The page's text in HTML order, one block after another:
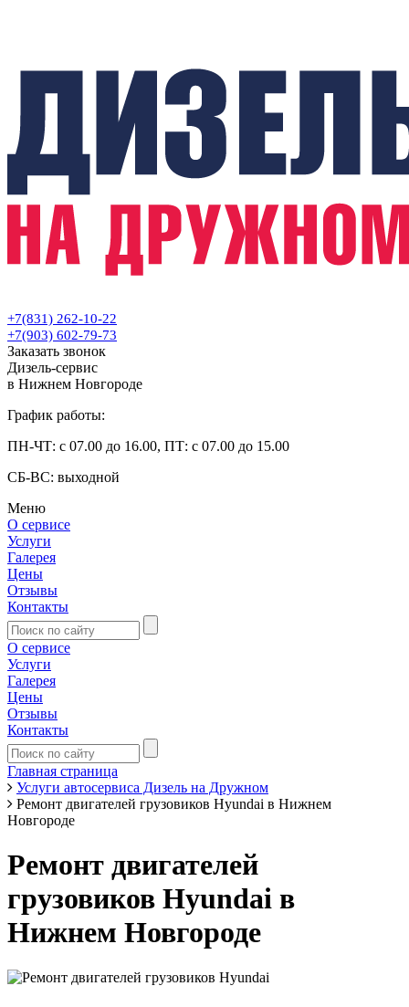
+7(831) 262-10-22
+7(903) 602-79-73
Заказать звонок
Дизель-сервис
в Нижнем Новгороде
График работы:
ПН-ЧТ: с 07.00 до 16.00, ПТ: с 07.00 до 15.00
СБ-ВС: выходной
Меню
О сервисе
Услуги
Галерея
Цены
Отзывы
Контакты
О сервисе
Услуги
Галерея
Цены
Отзывы
Контакты
Главная страница
Услуги автосервиса Дизель на Дружном
Ремонт двигателей грузовиков Hyundai в Нижнем
Новгороде
Ремонт двигателей
грузовиков Hyundai в
Нижнем Новгороде